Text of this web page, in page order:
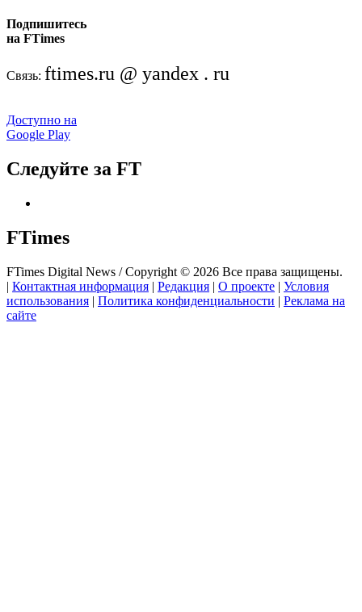
Подпишитесь
на FTimes
Связь: ftimes.ru @ yandex . ru
Доступно на
Google Play
Следуйте за FT
FTimes
FTimes Digital News / Copyright © 2026 Все права защищены.
| Контактная информация | Редакция | О проекте | Условия
использования | Политика конфиденциальности | Реклама на
сайте